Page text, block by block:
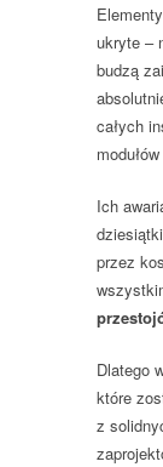
ukryte –
budzą
całych
Ich
przez
Dlatego
które
z